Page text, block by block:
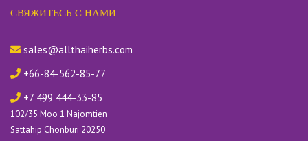
СВЯЖИТЕСЬ С НАМИ
sales@allthaiherbs.com
+66-84-562-85-77
+7 499 444-33-85
102/35 Moo 1 Najomtien
Sattahip Chonburi 20250